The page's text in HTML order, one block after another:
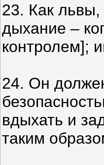
23. Как львы,
дыхание –
контролем];
24. Он
вдыхать и
таким